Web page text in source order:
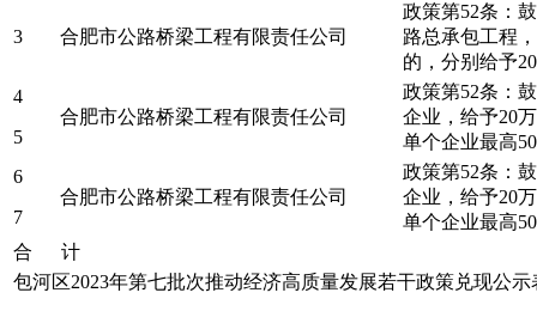
3 合肥市公路桥梁工程有限责任公司
政策第52条：
路总承包工程
的，分别给予
4
合肥市公路桥梁工程有限责任公司
政策第52条：
企业，给予20
单个企业最高
5
6
合肥市公路桥梁工程有限责任公司
政策第52条：
企业，给予20
单个企业最高
7
合 计
包河区2023年第七批次推动经济高质量发展若干政策兑现公